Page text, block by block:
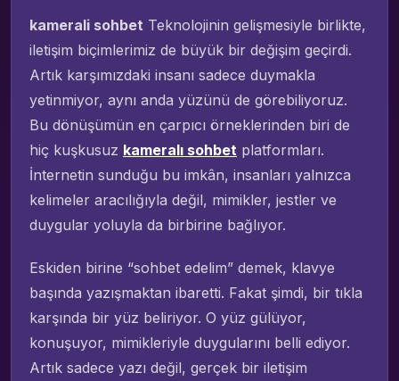
kamerali sohbet Teknolojinin gelişmesiyle birlikte,
iletişim biçimlerimiz de büyük bir değişim geçirdi.
Artık karşımızdaki insanı sadece duymakla
yetinmiyor, aynı anda yüzünü de görebiliyoruz.
Bu dönüşümün en çarpıcı örneklerinden biri de
hiç kuşkusuz kameralı sohbet platformları.
İnternetin sunduğu bu imkân, insanları yalnızca
kelimeler aracılığıyla değil, mimikler, jestler ve
duygular yoluyla da birbirine bağlıyor.
Eskiden birine “sohbet edelim” demek, klavye
başında yazışmaktan ibaretti. Fakat şimdi, bir tıkla
karşında bir yüz beliriyor. O yüz gülüyor,
konuşuyor, mimikleriyle duygularını belli ediyor.
Artık sadece yazı değil, gerçek bir iletişim